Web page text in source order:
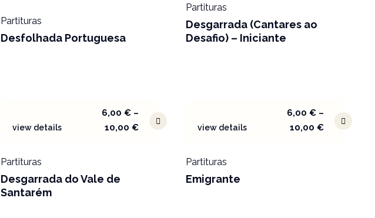
Partituras
Desfolhada Portuguesa
Partituras
Desgarrada (Cantares ao
Desafio) – Iniciante
view details
6,00€ –
10,00€
Partituras
Desgarrada do Vale de
Santarém
view details
6,00€ –
10,00€
Partituras
Emigrante